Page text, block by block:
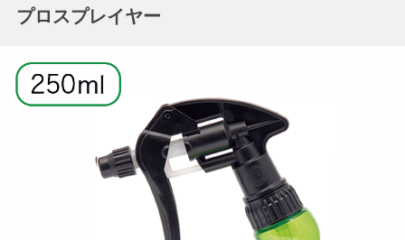
プロスプレイヤー